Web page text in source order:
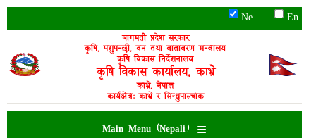
Skip
content
Ne En
बागमती प्रदेश सरकार
कृषि, पशुपन्छी, वन तथा वातावरण मन्त्रालय
कृषि विकास निर्देशनालय
कृषि विकास कार्यालय, काभ्रे
काभ्रे, नेपाल
कार्यक्षेत्र: काभ्रे र सिन्धुपाल्चोक
Main Menu (Nepali)